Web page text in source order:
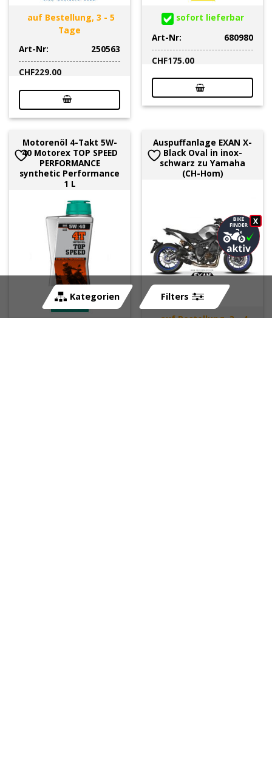
Kategorien Filters
X
auf Bestellung, 3 - 5
Tage
Art-Nr:
250563
CHF229.00
sofort lieferbar
Art-Nr:
680980
CHF175.00
Motorenöl 4-Takt 5W-
40 Motorex TOP SPEED
PERFORMANCE
synthetic Performance
1 L
Auspuffanlage EXAN X-
Black Oval in inox-
schwarz zu Yamaha
(CH-Hom)
auf Bestellung, 3 - 4